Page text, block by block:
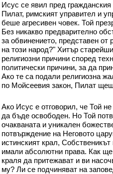
Исус се явил пред
Пилат, римският управител и
беше агресивен човек. Той
Без никакво предварително
за обвинението, представен от
на този народ?" Хитър
религиозни причини според
политически причини, за да
Ако те са подали религиозна
по Мойсеевия закон, Пилат
Ако Исус е отговорил, че Той
да бъде освободен. Но Той
очакваната и уникален
потвърждение на Неговото
истинският крал,
имали абсолютни права. Как ще
краля да притежават и ви
му? Ли се подчиняват на